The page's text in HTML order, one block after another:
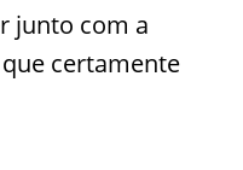
junto com a
certamente